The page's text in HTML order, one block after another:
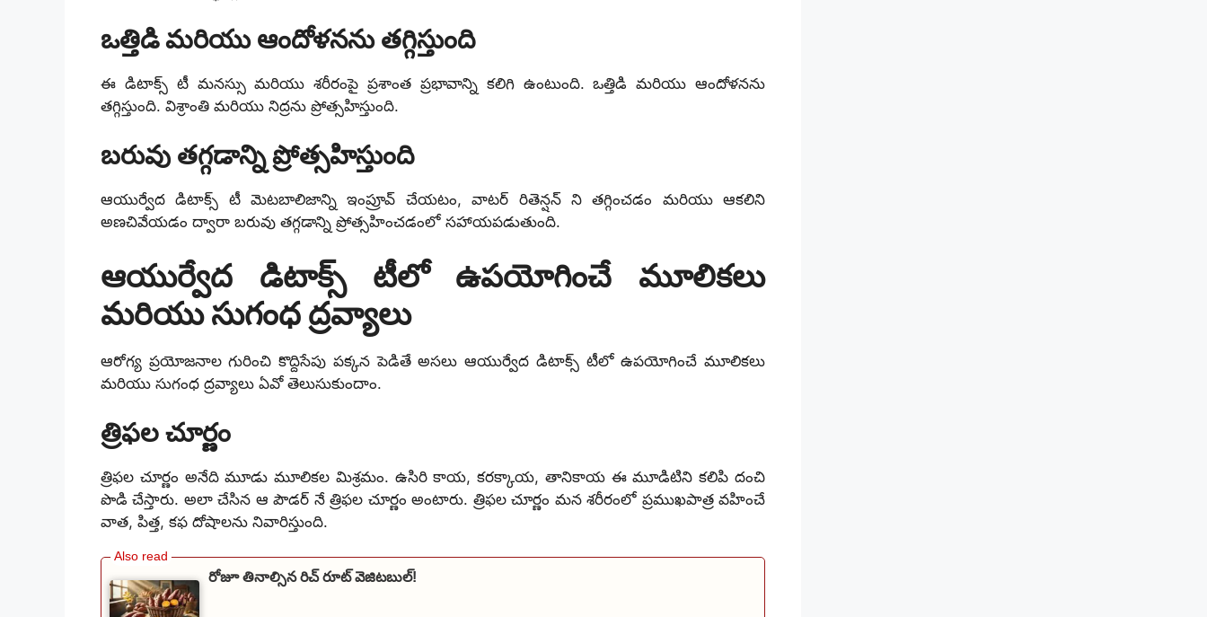
ఒత్తిడి మరియు ఆందోళనను తగ్గిస్తుంది
ఈ డిటాక్స్ టీ మనస్సు మరియు శరీరంపై ప్రశాంత ప్రభావాన్ని కలిగి ఉంటుంది. ఒత్తిడి మరియు ఆందోళనను
తగ్గిస్తుంది. విశ్రాంతి మరియు నిద్రను ప్రోత్సహిస్తుంది.
బరువు తగ్గడాన్ని ప్రోత్సహిస్తుంది
ఆయుర్వేద డిటాక్స్ టీ మెటబాలిజాన్ని ఇంప్రూవ్ చేయటం, వాటర్ రితెన్షన్ ని తగ్గించడం మరియు ఆకలిని
అణచివేయడం ద్వారా బరువు తగ్గడాన్ని ప్రోత్సహించడంలో సహాయపడుతుంది.
ఆయుర్వేద డిటాక్స్ టీలో ఉపయోగించే మూలికలు
మరియు సుగంధ ద్రవ్యాలు
ఆరోగ్య ప్రయోజనాల గురించి కొద్దిసేపు పక్కన పెడితే అసలు ఆయుర్వేద డిటాక్స్ టీలో ఉపయోగించే మూలికలు
మరియు సుగంధ ద్రవ్యాలు ఏవో తెలుసుకుందాం.
త్రిఫల చూర్ణం
త్రిఫల చూర్ణం అనేదిమూడు మూలికల మిశ్రమం. ఉసిరి కాయ, కరక్కాయ, తానికాయ ఈ మూడిటిని కలిపి దంచి
పొడి చేస్తారు. అలా చేసిన ఆ పౌడర్ నే త్రిఫల చూర్ణం అంటారు. త్రిఫల చూర్ణం మన శరీరంలో ప్రముఖపాత్ర వహించే
వాత, పిత్త, కఫ దోషాలను నివారిస్తుంది.
రోజూ తినాల్సిన రిచ్ రూట్ వెజిటబుల్!